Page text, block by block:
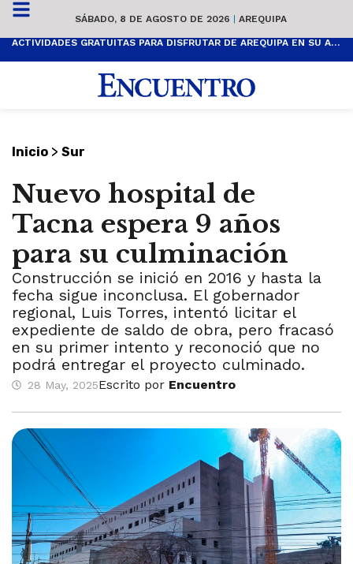
SÁBADO, 8 DE AGOSTO DE 2026 | AREQUIPA
ACTIVIDADES GRATUITAS PARA DISFRUTAR DE AREQUIPA EN SU ANIVERSARIO
Inicio > Sur
Nuevo hospital de
Tacna espera 9 años
para su culminación
Construcción se inició en 2016 y hasta la
fecha sigue inconclusa. El gobernador
regional, Luis Torres, intentó licitar el
expediente de saldo de obra, pero fracasó
en su primer intento y reconoció que no
podrá entregar el proyecto culminado.
28 May, 2025Escrito por Encuentro